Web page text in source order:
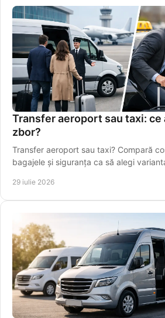
Transfer aeroport sau taxi: ce
zbor?
Transfer aeroport sau taxi? Compară
bagajele și siguranța ca să alegi
29 iulie 2026